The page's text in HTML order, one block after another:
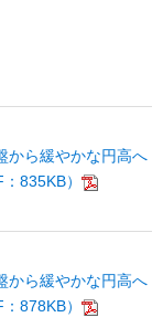
から緩やかな円高へ
835KB）
から緩やかな円高へ
878KB）